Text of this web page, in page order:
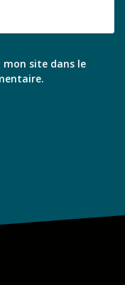
site dans le